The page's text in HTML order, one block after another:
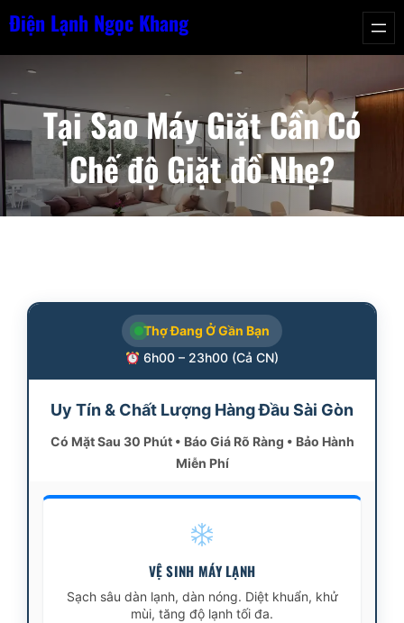
Chuyển
nội
Điện Lạnh Ngọc Khang
Tại Sao Máy Giặt Cần Có
Chế độ Giặt đồ Nhẹ?
Thợ Đang Ở Gần Bạn
6h00 – 23h00 (Cả CN)
Uy Tín & Chất Lượng Hàng Đầu Sài Gòn
Có Mặt Sau 30 Phút • Báo Giá Rõ Ràng • Bảo Hành
Miễn Phí
VỆ SINH MÁY LẠNH
Sạch sâu dàn lạnh, dàn nóng. Diệt khuẩn, khử
mùi, tăng độ lạnh tối đa.